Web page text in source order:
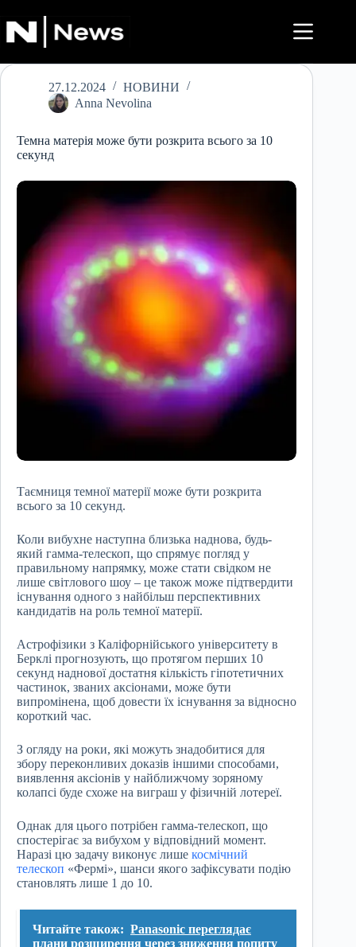
до
вмісту
27.12.2024
НОВИНИ
Anna Nevolina
Темна матерія може бути розкрита всього за 10
секунд
Таємниця темної матерії може бути розкрита
всього за 10 секунд.
Коли вибухне наступна близька наднова, будь-
який гамма-телескоп, що спрямує погляд у
правильному напрямку, може стати свідком не
лише світлового шоу – це також може підтвердити
існування одного з найбільш перспективних
кандидатів на роль темної матерії.
Астрофізики з Каліфорнійського університету в
Берклі прогнозують, що протягом перших 10
секунд наднової достатня кількість гіпотетичних
частинок, званих аксіонами, може бути
випромінена, щоб довести їх існування за відносно
короткий час.
З огляду на роки, які можуть знадобитися для
збору переконливих доказів іншими способами,
виявлення аксіонів у найближчому зоряному
колапсі буде схоже на виграш у фізичній лотереї.
Однак для цього потрібен гамма-телескоп, що
спостерігає за вибухом у відповідний момент.
Наразі цю задачу виконує лише космічний
телескоп «Фермі», шанси якого зафіксувати подію
становлять лише 1 до 10.
Читайте також: Panasonic переглядає
плани розширення через зниження попиту